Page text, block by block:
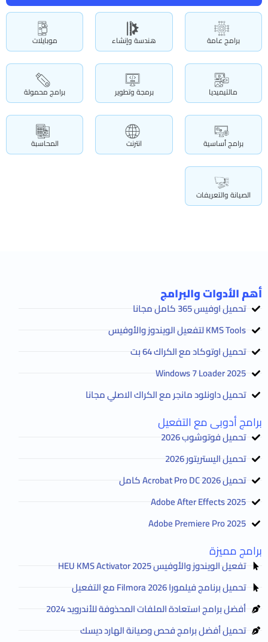
برامج عامة هندسة وإنشاء موبايلات
مالتيميديا برمجة وتطوير برامج محمولة
برامج أساسية انترنت المحاسبة
الصيانة والتعريفات
أهم الأدوات والبرامج
تحميل اوفيس 365 كامل مجانا
KMS Tools لتفعيل الويندوز والأوفيس
تحميل اوتوكاد مع الكراك 64 بت
2025 Windows 7 Loader
تحميل داونلود مانجر مع الكراك الاصلي مجانا
برامج أدوبى مع التفعيل
تحميل فوتوشوب 2026
تحميل اليستريتور 2026
تحميل Acrobat Pro DC 2026 كامل
Adobe After Effects 2025
Adobe Premiere Pro 2025
برامج مميزة
تفعيل الويندوز والأوفيس HEU KMS Activator 2025
تحميل برنامج فيلمورا Filmora 2026 مع التفعيل
أفضل برامج استعادة الملفات المحذوفة للأندرويد 2024
تحميل أفضل برامج فحص وصيانة الهارد ديسك